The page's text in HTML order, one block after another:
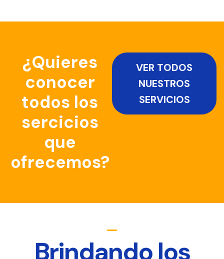
¿Quieres
conocer
todos los
sercicios
que
ofrecemos?
VER TODOS
NUESTROS
SERVICIOS
Brindando los